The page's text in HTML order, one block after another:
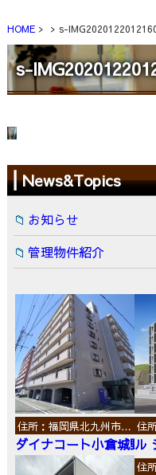
HOME s-
s-
News&Topics
お知らせ
管理物件紹介
住所：福岡県北九州市…
ダイナコート小倉城野
住
ル
住